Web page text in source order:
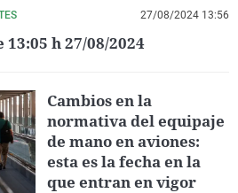
27/08/2024 13:56
h 27/08/2024
Cambios en la
normativa del equipaje
de mano en aviones:
esta es la fecha en la
que entran en vigor